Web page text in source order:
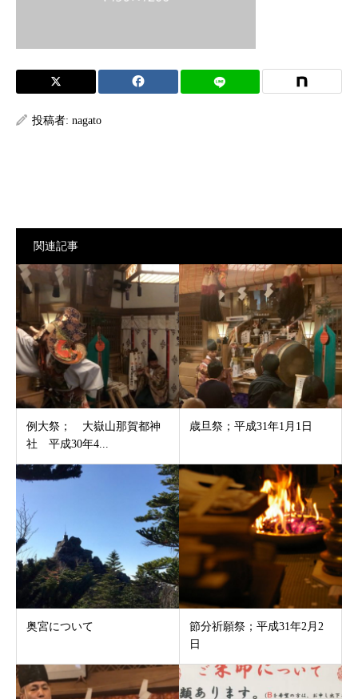
投稿者: nagato
関連記事
例大祭； 大嶽山那賀都神
社 平成30年4...
歳旦祭；平成31年1月1日
奥宮について
節分祈願祭；平成31年2月2
日